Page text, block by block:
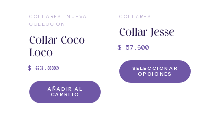
COLLARES ·
NUEVA
COLECCIÓN
Collar Coco
Loco
$ 63.000
AÑADIR AL
CARRITO
COLLARES
Collar Jesse
$ 57.600
SELECCIONAR
OPCIONES